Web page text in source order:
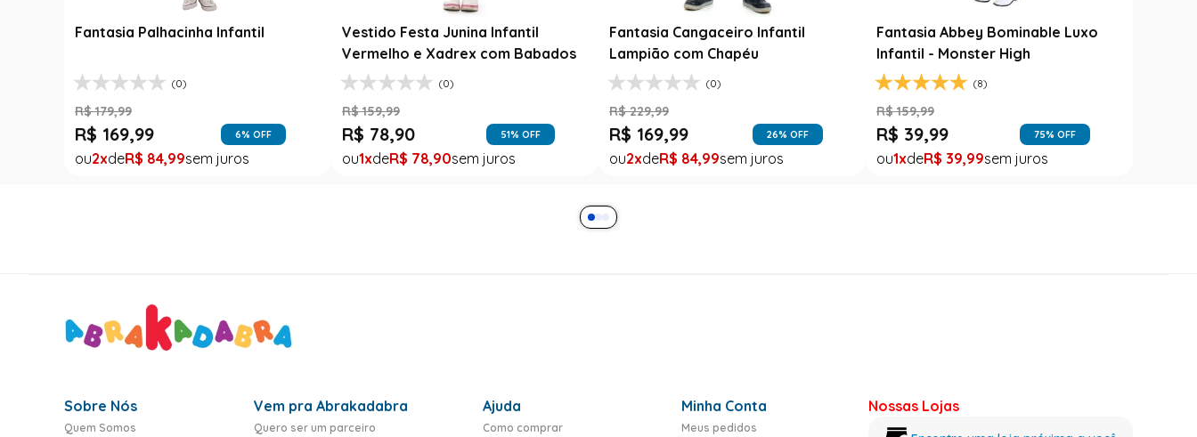
Fantasia Palhacinha Infantil
(0)
R$ 179,99
R$ 169,99 6% OFF
2 R$ 84,99
Vestido Festa Junina Infantil
Vermelho e Xadrex com Babados
(0)
R$ 159,99
R$ 78,90 51% OFF
1 R$ 78,90
Fantasia Cangaceiro Infantil
Lampião com Chapéu
(0)
R$ 229,99
R$ 169,99 26% OFF
2 R$ 84,99
Fantasia Abbey Bominable Luxo
Infantil - Monster High
(8)
R$ 159,99
R$ 39,99 75% OFF
1 R$ 39,99
Sobre Nós
Quem Somos
Vem pra Abrakadabra
Quero ser um parceiro
Ajuda
Como comprar
Minha Conta
Meus pedidos
Nossas Lojas